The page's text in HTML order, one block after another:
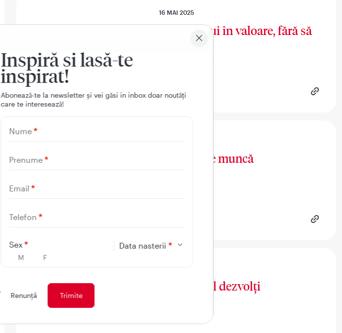
16 MAI 2025
Autopromovarea la birou: cum te pui în valoare, fără să
Cum te adaptezi rapid la noul loc de muncă
Spiritul autodidact la birou și cum îl dezvolți
Inspiră si lasă-te
inspirat!
Aboneazǎ-te la newsletter și vei gǎsi in inbox doar noutǎți
care te intereseazǎ!
Nume
Prenume
Email
Telefon
Sex
M F
Data nasterii
Renunţă